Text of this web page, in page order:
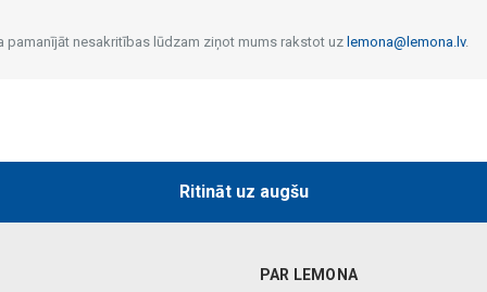
nesakritības lūdzam ziņot mums rakstot uz lemona@lemona.lv.
Ritināt uz augšu
PAR LEMONA